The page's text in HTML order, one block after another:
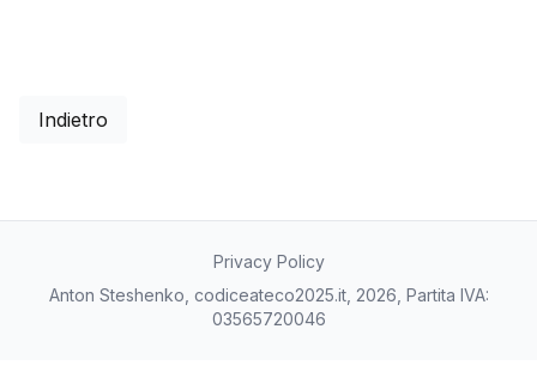
Indietro
Privacy Policy
Anton Steshenko, codiceateco2025.it, 2026, Partita IVA:
03565720046